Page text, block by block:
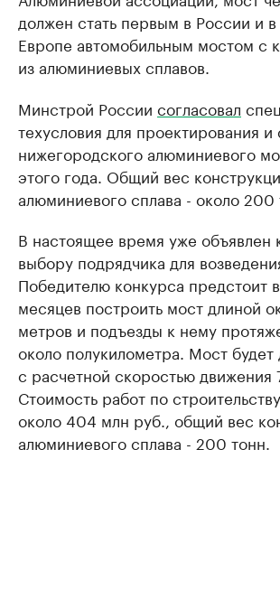
должен стать первым в России и
Европе автомобильным мостом с
из алюминиевых сплавов.
Минстрой России согласовал
техусловия для проектирования и
нижегородского алюминиевого
этого года. Общий вес
алюминиевого сплава - около 200
В настоящее время уже объявлен
выбору подрядчика для
Победителю конкурса предстоит
месяцев построить мост длиной
метров и подъезды к нему
около полукилометра. Мост
с расчетной скоростью движения
Стоимость работ по
около 404 млн руб., общий вес
алюминиевого сплава - 200 тонн.